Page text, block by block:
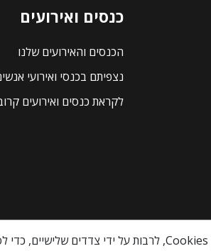
כנסים ואירועים
הכנסים והאירועים שלנו
נצפיתם בכנסי ואירועי
לקראת כנסים ואירועים